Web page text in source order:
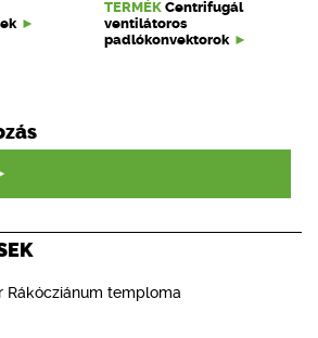
TERMÉK Centrifugál
ventilátoros
padlókonvektorok
Rákócziánum temploma